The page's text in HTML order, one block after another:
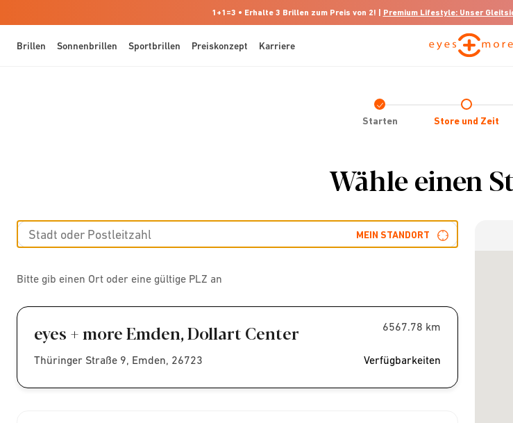
1+1=3 • Erhalte 3 Brillen zum Preis von 2! | Premium Lifestyle: Unser
Brillen Sonnenbrillen Sportbrillen Preiskonzept Karriere
Check
icon
Starten Store und Zeit
Wähle einen
MEIN STANDORT
Bitte gib einen Ort oder eine gültige PLZ an
eyes + more Emden, Dollart Center 6567.78 km
Thüringer Straße 9, Emden, 26723 Verfügbarkeiten